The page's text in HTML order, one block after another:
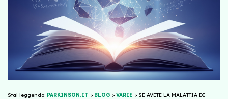
Stai leggendo: PARKINSON.IT > BLOG > VARIE > SE AVETE LA MALATTIA DI